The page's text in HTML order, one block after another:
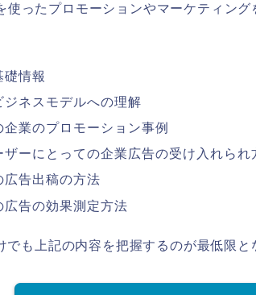
使ったプロモーションやマーケティン
礎情報
ジネスモデルへの理解
業のプロモーション事例
ザーにとっての企業広告の受け入れられ
広告出稿の方法
広告の効果測定方法
でも上記の内容を把握するのが最低限と